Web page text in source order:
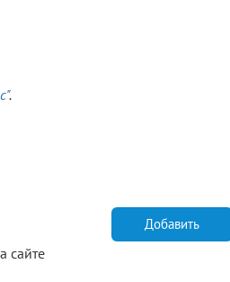
.
сайте
Добавить